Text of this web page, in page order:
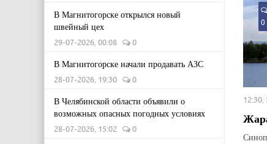
В Магнитогорске открылся новый
швейный цех
29-07-2026, 00:08 0
В Магнитогорске начали продавать АЗС
28-07-2026, 19:30 0
В Челябинской области объявили о
возможных опасных погодных условиях
28-07-2026, 15:02 0
0
12:30,